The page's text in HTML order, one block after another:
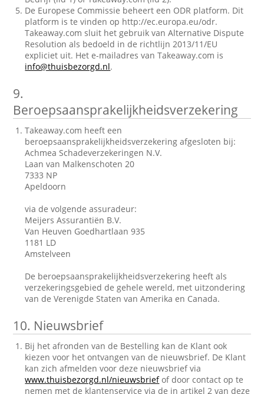
De Europese Commissie beheert een ODR platform. Dit
platform is te vinden op http://ec.europa.eu/odr.
Takeaway.com sluit het gebruik van Alternative Dispute
Resolution als bedoeld in de richtlijn 2013/11/EU
expliciet uit. Het e-mailadres van Takeaway.com is
info@thuisbezorgd.nl.
9.
Beroepsaansprakelijkheidsverzekering
Takeaway.com heeft een
beroepsaansprakelijkheidsverzekering afgesloten bij:
Achmea Schadeverzekeringen N.V.
Laan van Malkenschoten 20
7333 NP
Apeldoorn
via de volgende assuradeur:
Meijers Assurantiën B.V.
Van Heuven Goedhartlaan 935
1181 LD
Amstelveen
De beroepsaansprakelijkheidsverzekering heeft als
verzekeringsgebied de gehele wereld, met uitzondering
van de Verenigde Staten van Amerika en Canada.
10. Nieuwsbrief
Bij het afronden van de Bestelling kan de Klant ook
kiezen voor het ontvangen van de nieuwsbrief. De Klant
kan zich afmelden voor deze nieuwsbrief via
www.thuisbezorgd.nl/nieuwsbriefof door contact op te
nemen met de klantenservice via de in artikel 2 van deze